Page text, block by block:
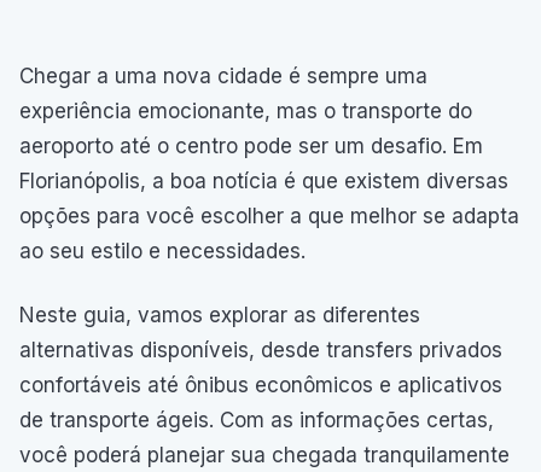
Chegar a uma nova cidade é sempre uma
experiência emocionante, mas o transporte do
aeroporto até o centro pode ser um desafio. Em
Florianópolis, a boa notícia é que existem diversas
opções para você escolher a que melhor se adapta
ao seu estilo e necessidades.
Neste guia, vamos explorar as diferentes
alternativas disponíveis, desde transfers privados
confortáveis até ônibus econômicos e aplicativos
de transporte ágeis. Com as informações certas,
você poderá planejar sua chegada tranquilamente